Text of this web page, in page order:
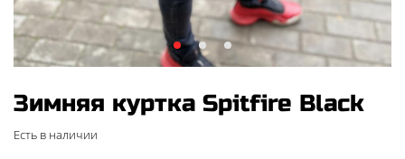
Зимняя куртка Spitfire Black
Есть в наличии